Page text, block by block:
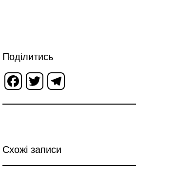
Поділитись
Facebook
Twitter
Схожі записи